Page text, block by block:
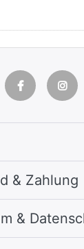
& Zahlung
&